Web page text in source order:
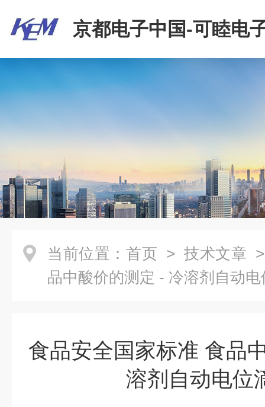
京都电子中国-可睦电
商贸有限公司
当前位置： 首页 > 技术文章
品中酸价的测定 - 冷溶剂自动
食品安全国家标准 食品
溶剂自动电位